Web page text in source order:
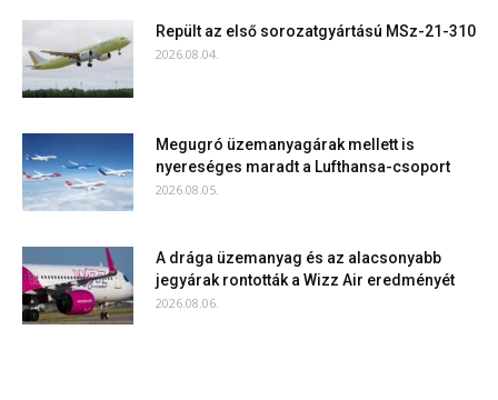
Repült az első sorozatgyártású MSz-21-310
2026.08.04.
Megugró üzemanyagárak mellett is
nyereséges maradt a Lufthansa-csoport
2026.08.05.
A drága üzemanyag és az alacsonyabb
jegyárak rontották a Wizz Air eredményét
2026.08.06.